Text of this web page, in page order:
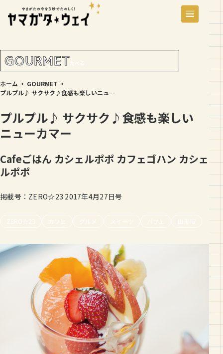
GOURMETたべる
ホーム ・ GOURMET ・
プルプル♪ サクサク♪食感も楽しいニューカマー
プルプル♪ サクサク♪食感も楽しい
ニューカマー
Cafeごはん カシェルポポ カフェゴハン カシェ
ルポポ
掲載号：ZERO☆23 2017年4月27日号
ZERO☆23 カフェ グルメ スイーツ パフェ 山形市